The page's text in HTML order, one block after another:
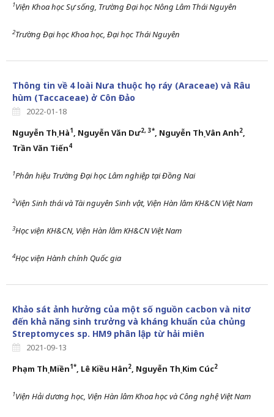
1Viện Khoa học Sự sống, Trường Đại học Nông Lâm Thái Nguyên
2Trường Đại học Khoa học, Đại học Thái Nguyên
Thông tin về 4 loài Nưa thuộc họ ráy (Araceae) và Râu
hùm (Taccaceae) ở Côn Đảo
2022-01-18
Nguyễn Thị Hà1 , Nguyễn Văn Dư2, 3*, Nguyễn Thị Vân Anh2,
Trần Văn Tiến4
1Phân hiệu Trường Đại học Lâm nghiệp tại Đồng Nai
2Viện Sinh thái và Tài nguyên Sinh vật, Viện Hàn lâm KH&CN Việt Nam
3Học viện KH&CN, Viện Hàn lâm KH&CN Việt Nam
4Học viện Hành chính Quốc gia
Khảo sát ảnh hưởng của một số nguồn cacbon và nitơ
đến khả năng sinh trưởng và kháng khuẩn của chủng
Streptomyces sp. HM9 phân lập từ hải miên
2021-09-13
Phạm Thị Miền1*, Lê Kiều Hân2, Nguyễn Thị Kim Cúc2
1Viện Hải dương học, Viện Hàn lâmKhoa học và Công nghệ Việt Nam